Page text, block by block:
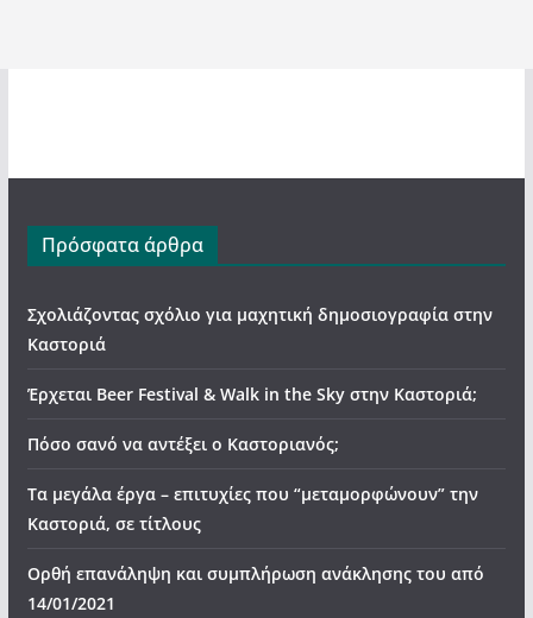
Πρόσφατα άρθρα
Σχολιάζοντας σχόλιο για μαχητική δημοσιογραφία στην
Καστοριά
Έρχεται Beer Festival & Walk in the Sky στην Καστοριά;
Πόσο σανό να αντέξει ο Καστοριανός;
Τα μεγάλα έργα – επιτυχίες που “μεταμορφώνουν” την
Καστοριά, σε τίτλους
Ορθή επανάληψη και συμπλήρωση ανάκλησης του από
14/01/2021